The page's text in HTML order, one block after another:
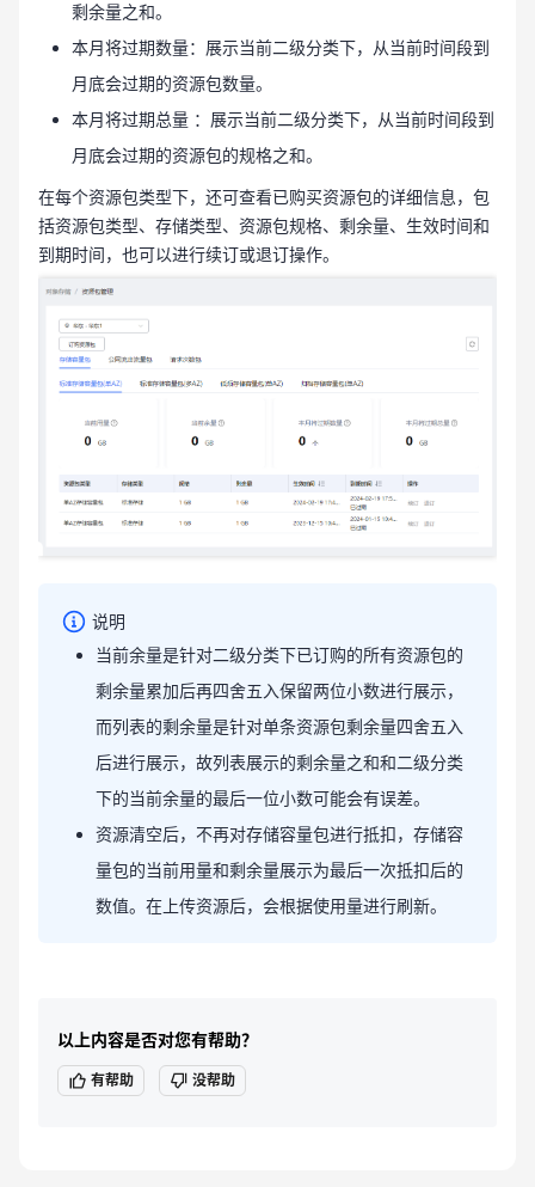
剩余量之和。
本月将过期数量：展示当前二级分类下，从当前时间段到
月底会过期的资源包数量。
本月将过期总量 ：展示当前二级分类下，从当前时间段到
月底会过期的资源包的规格之和。
在每个资源包类型下，还可查看已购买资源包的详细信息，包
括资源包类型、存储类型、资源包规格、剩余量、生效时间和
到期时间，也可以进行续订或退订操作。
说明
当前余量是针对二级分类下已订购的所有资源包的
剩余量累加后再四舍五入保留两位小数进行展示，
而列表的剩余量是针对单条资源包剩余量四舍五入
后进行展示，故列表展示的剩余量之和和二级分类
下的当前余量的最后一位小数可能会有误差。
资源清空后，不再对存储容量包进行抵扣，存储容
量包的当前用量和剩余量展示为最后一次抵扣后的
数值。在上传资源后，会根据使用量进行刷新。
以上内容是否对您有帮助？
有帮助 没帮助